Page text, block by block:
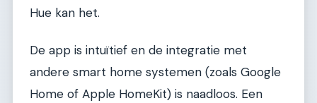
Hue kan het.
De app is intuïtief en de integratie met
andere smart home systemen (zoals Google
Home of Apple HomeKit) is naadloos. Een